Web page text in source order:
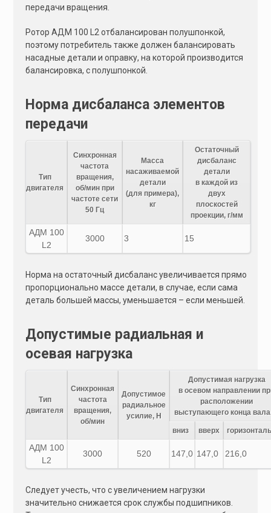
передачи вращения.
Ротор АДМ 100 L2 отбалансирован полушпонкой,
поэтому потребитель также должен балансировать
насадные детали и оправку, на которой производится
балансировка, с полушпонкой.
Норма дисбаланса элементов
передачи
Тип
двигателя
Синхронная
частота
вращения,
об/мин при
частоте сети
50 Гц
Масса
насаживаемой
детали
(для примера),
кг
Остаточный
дисбаланс
детали
в каждой из
двух
плоскостей
проекции, г/мм
АДМ 100
L2
3000 3 15
Норма на остаточный дисбаланс увеличивается прямо
пропорционально массе детали, в случае, если сама
деталь большей массы, уменьшается – если меньшей.
Допустимые радиальная и
осевая нагрузка
Тип
двигателя
Синхронная
частота
вращения,
об/мин
Допустимое
радиальное
усилие, Н
Допустимая нагрузка
в осевом направлении
расположении
выступающего конца
вниз вверх
АДМ 100
L2
3000 520 147,0 147,0 216,0
Следует учесть, что с увеличением нагрузки
значительно снижается срок службы подшипников.